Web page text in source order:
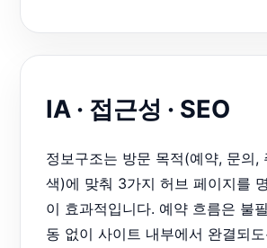
IA · 접근성 · SEO
정보구조는 방문 목적(예약, 문의,
색)에 맞춰 3가지 허브 페이지를
이 효과적입니다. 예약 흐름은 불
동 없이 사이트 내부에서 완결되